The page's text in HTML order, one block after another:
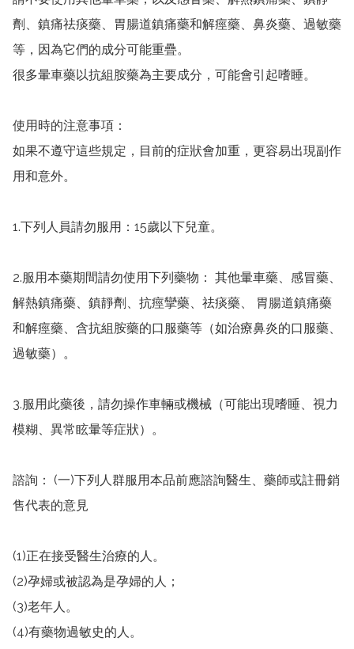
劑、鎮痛祛痰藥、胃腸道鎮痛藥和解痙藥、鼻炎藥、過敏藥
等，因為它們的成分可能重疊。
很多暈車藥以抗組胺藥為主要成分，可能會引起嗜睡。
使用時的注意事項：
如果不遵守這些規定，目前的症狀會加重，更容易出現副作
用和意外。
1.下列人員請勿服用：15歲以下兒童。
2.服用本藥期間請勿使用下列藥物： 其他暈車藥、感冒藥、
解熱鎮痛藥、鎮靜劑、抗痙攣藥、祛痰藥、 胃腸道鎮痛藥
和解痙藥、含抗組胺藥的口服藥等（如治療鼻炎的口服藥、
過敏藥）。
3.服用此藥後，請勿操作車輛或機械（可能出現嗜睡、視力
模糊、異常眩暈等症狀）。
諮詢： (一)下列人群服用本品前應諮詢醫生、藥師或註冊銷
售代表的意見
(1)正在接受醫生治療的人。
(2)孕婦或被認為是孕婦的人；
(3)老年人。
(4)有藥物過敏史的人。